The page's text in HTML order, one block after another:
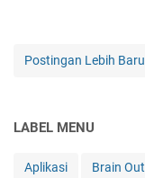
Postingan Lebih Baru
LABEL MENU
Aplikasi Brain Out